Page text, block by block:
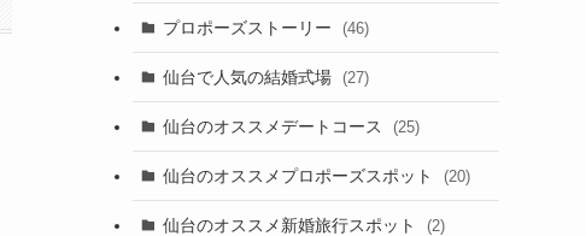
プロポーズストーリー (46)
仙台で人気の結婚式場 (27)
仙台のオススメデートコース (25)
仙台のオススメプロポーズスポット (20)
仙台のオススメ新婚旅行スポット (2)